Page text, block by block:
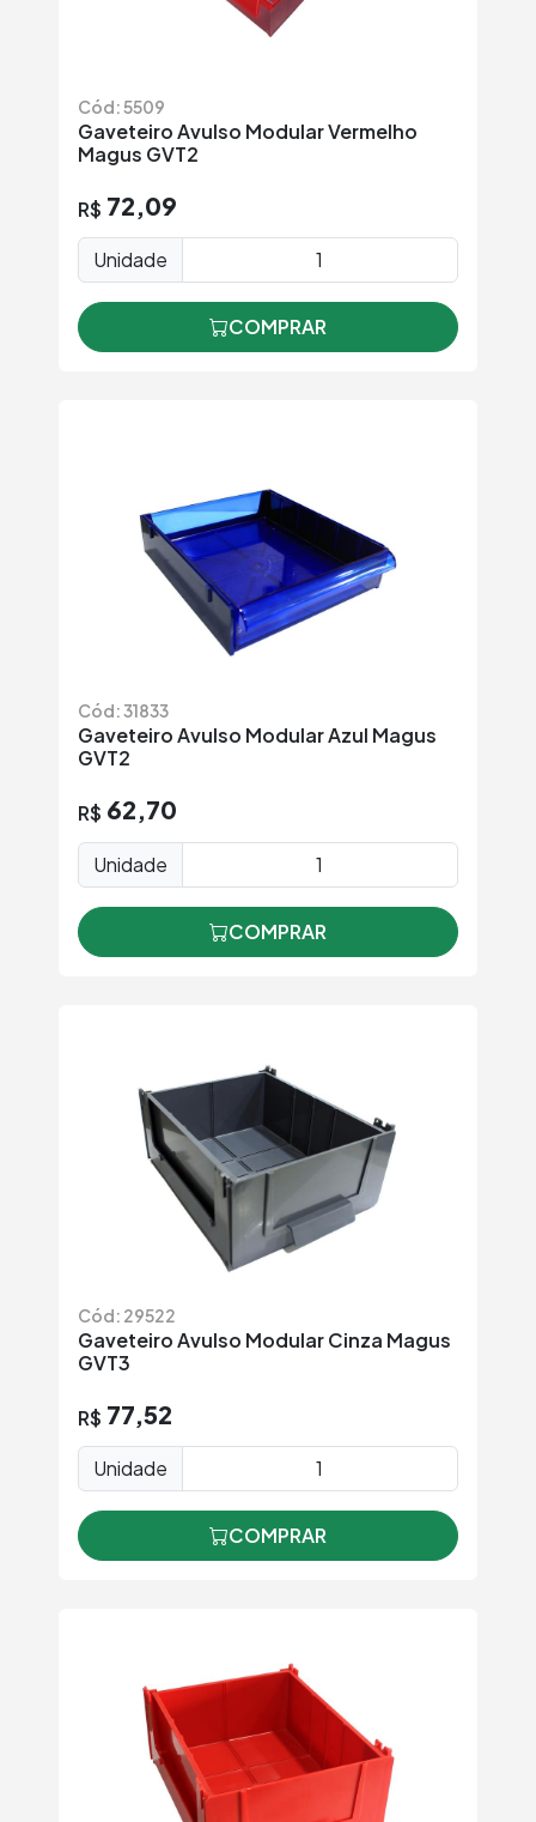
Cód: 5509
Gaveteiro Avulso Modular Vermelho
Magus GVT2
R$ 72,09
Unidade
COMPRAR
Cód: 31833
Gaveteiro Avulso Modular Azul Magus
GVT2
R$ 62,70
Unidade
COMPRAR
Cód: 29522
Gaveteiro Avulso Modular Cinza Magus
GVT3
R$ 77,52
Unidade
COMPRAR